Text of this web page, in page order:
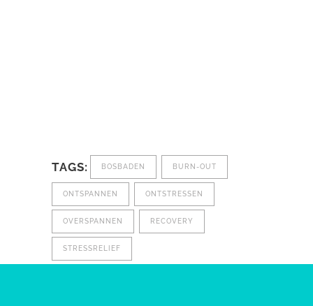
TAGS: BOSBADEN BURN-OUT
ONTSPANNEN ONTSTRESSEN
OVERSPANNEN RECOVERY
STRESSRELIEF